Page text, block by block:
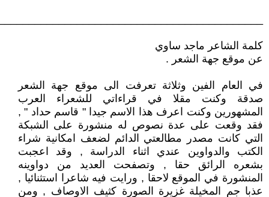
كلمة الشاعر ماجد ساوي
عن موقع جهة الشعر .
في العام الفين وثلاثة تعرفت الى موقع جهة الشعر
صدقة وكنت مقلا في قراءاتي للشعراء العرب
المشهورين وكنت اعرف هذا الاسم جيدا " قاسم حداد " ,
فقد وقعت على عدة نصوص له منشورة على الشبكة
التي كانت مصدر مطالعتي الدائم لضعف امكانية شراء
الكتب والدواوين عندي اثناء الدراسة , وقد اعجبت
بشعره الرائق حقا , وتصفحت العديد من دواوينه
المنشورة في الموقع لاحقا , ورايت فيه شاعرا استثنائيا ,
عذبا جم المخيلة غزيرة الصورة كثيف الاوصاف , ومن